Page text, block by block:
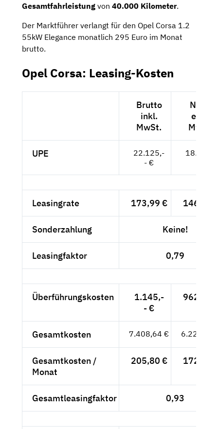
Gesamtfahrleistung von 40.000 Kilometer.
Der Marktführer verlangt für den Opel Corsa 1.2
55kW Elegance monatlich 295 Euro im Monat
brutto.
Opel Corsa: Leasing-Kosten
Brutto
inkl.
MwSt.
Netto
exkl.
MwSt.
UPE
22.125,-
- €
18.592,-
Leasingrate 173,99 € 146,21
Sonderzahlung Keine!
Leasingfaktor 0,79
Überführungskosten
1.145,-
- €
962,18
Gesamtkosten 7.408,64 € 6.225,75
Gesamtkosten /
Monat
205,80 € 172,94
Gesamtleasingfaktor 0,93